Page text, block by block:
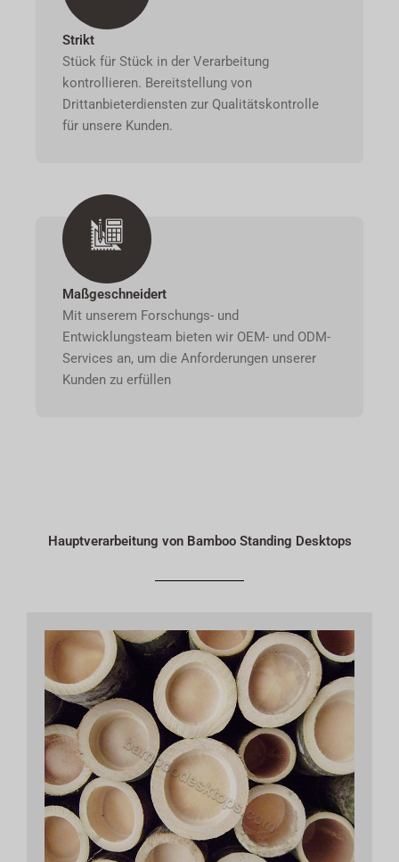
Strikt
Stück für Stück in der Verarbeitung
kontrollieren. Bereitstellung von
Drittanbieterdiensten zur Qualitätskontrolle
für unsere Kunden.
Maßgeschneidert
Mit unserem Forschungs- und
Entwicklungsteam bieten wir OEM- und ODM-
Services an, um die Anforderungen unserer
Kunden zu erfüllen
Hauptverarbeitung von Bamboo Standing Desktops